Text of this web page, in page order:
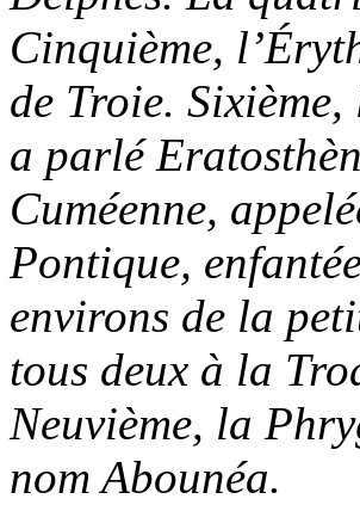
Cinquième,
de Troie.
a parlé
Cuméenne,
Pontique,
environs de la
tous deux à la
Neuvième, la
nom Abounéa.